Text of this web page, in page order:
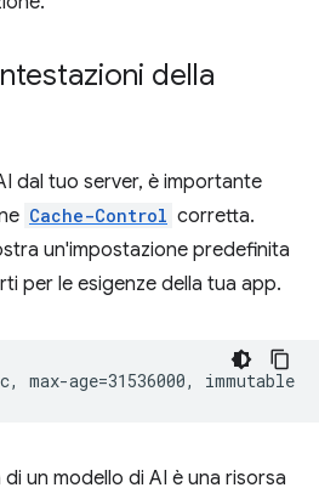
della
dal tuo server, è importante
Cache-Control corretta.
un'impostazione predefinita
per le esigenze della tua app.
un modello di AI è una risorsa